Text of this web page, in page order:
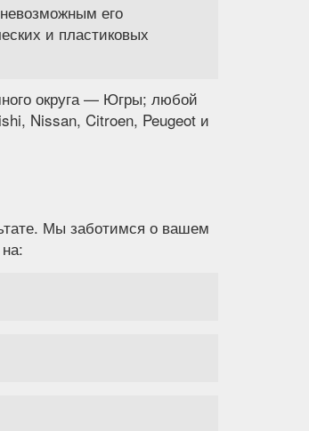
его
и пластиковых
округа — Югры; любой
Nissan, Citroen, Peugeot и
Мы заботимся о вашем